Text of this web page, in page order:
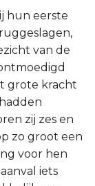
hun eerste
van de
grote kracht
zij zes en
zo groot een
voor hen
iets